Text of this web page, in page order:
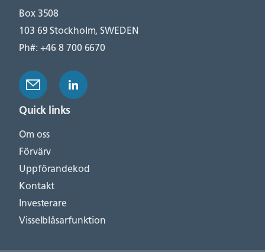
Box 3508
103 69 Stockholm, SWEDEN
Ph#: +46 8 700 6670
Quick links
Om oss
Förvärv
Uppförandekod
Kontakt
Investerare
Visselblåsarfunktion